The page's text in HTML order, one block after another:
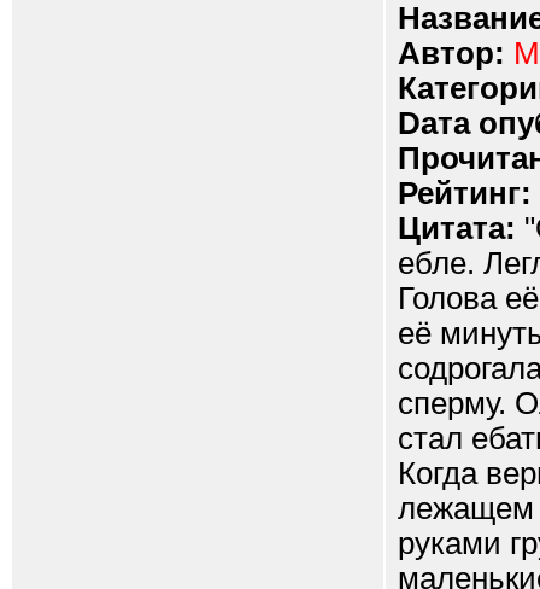
Автор:
Dата
Рейтинг:
Цитата:
ебле.
Голова
её
сперму.
стал
Когда
лежащем
руками